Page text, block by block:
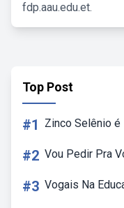
fdp.aau.edu.et.
Top Post
#1 Zinco Selênio é
#2 Vou Pedir Pra
#3 Vogais Na